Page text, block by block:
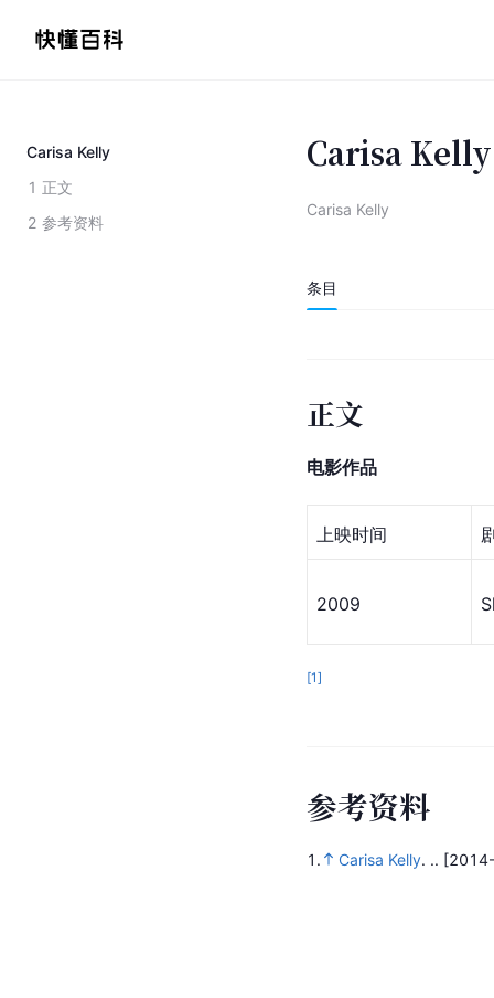
Carisa Kelly
1 正文
2 参考资料
Carisa Kelly
Carisa Kelly
条目
正文
电影作品
上映时间
2009
[1]
参考资料
1. Carisa Kelly. ..